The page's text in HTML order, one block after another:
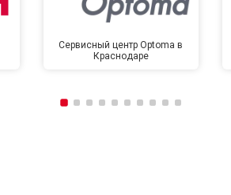
Сервисный центр Optoma в
Краснодаре